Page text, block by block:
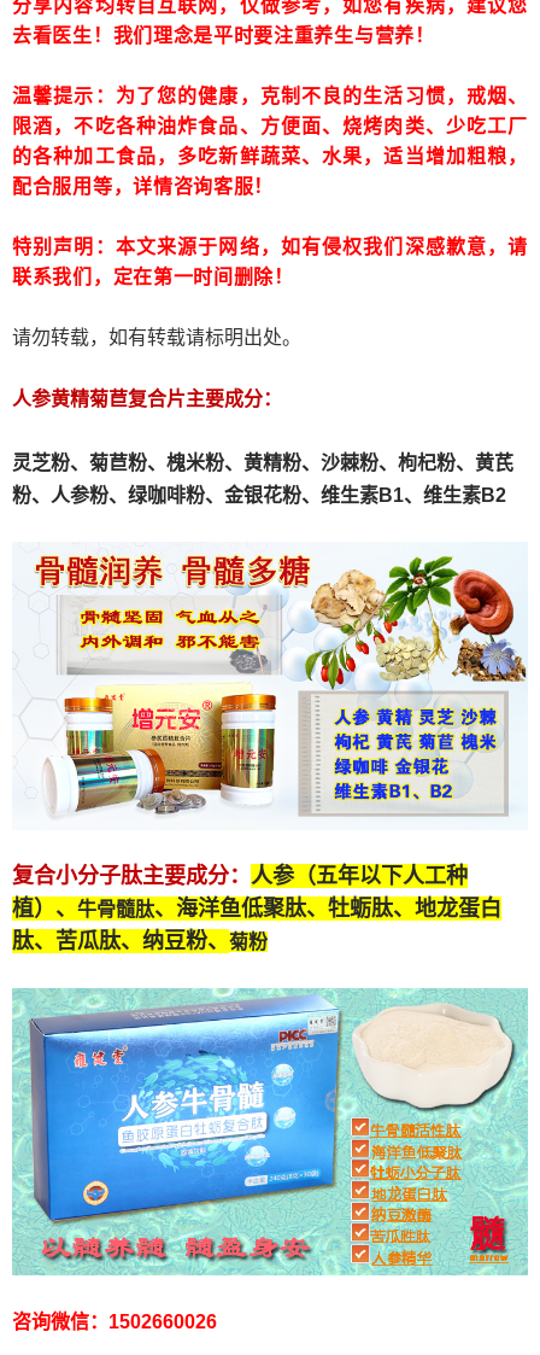
去看医生！我们理念是平时要注重养生与营养！
温馨提示：为了您的健康，克制不良的生活习惯，戒烟、
限酒，不吃各种油炸食品、方便面、烧烤肉类、少吃工厂
的各种加工食品，多吃新鲜蔬菜、水果，适当增加粗粮，
配合服用等，详情咨询客服！
特别声明：本文来源于网络，如有侵权我们深感歉意，请
联系我们，定在第一时间删除！
请勿转载，如有转载请标明出处。
人参黄精菊苣复合片主要成分：
灵芝粉、 菊苣粉、 槐米粉、 黄精粉、沙棘粉、枸杞粉、黄芪
粉、人参粉、绿咖啡粉、金银花粉、维生素B1、维生素B2
复合小分子肽主要成分： 人参（五年以下人工种
植）、 牛骨髓肽、海洋鱼低聚肽、牡蛎肽、 地龙蛋白
肽、苦瓜肽、纳豆粉、 菊粉
咨询微信：1502660026